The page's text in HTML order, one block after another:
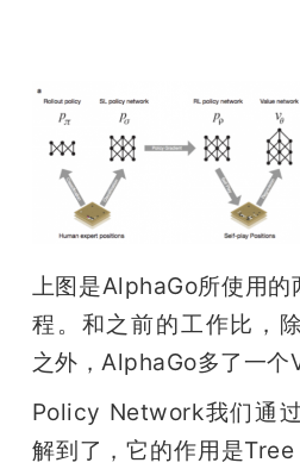
上图是AlphaGo所使用的
程。和之前的工作比，
之外，AlphaGo多了一个
Policy Network我们通
解到了，它的作用是